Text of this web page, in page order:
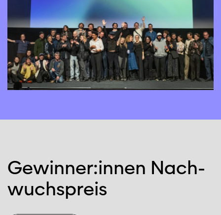
Gewin­ner:­in­nen Nach­
wuchs­preis